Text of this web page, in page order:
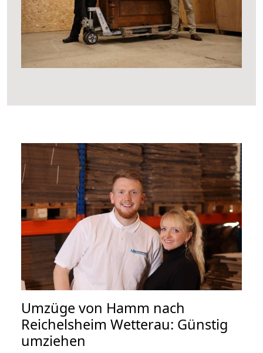
Umzüge von Hamm nach
Reichelsheim Wetterau: Günstig
umziehen